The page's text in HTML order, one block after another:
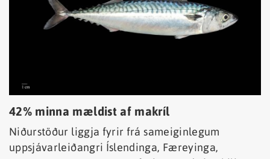
42% minna mældist af makríl
Niðurstöður liggja fyrir frá sameiginlegum
uppsjávarleiðangri Íslendinga, Færeyinga,